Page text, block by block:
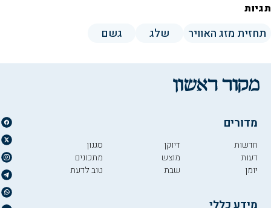
תגיות
תחזית מזג האוויר שלג גשם
מדורים
חדשות
דעות
יומן
דיוקן
מוצש
שבת
סגנון
מתכונים
טוב לדעת